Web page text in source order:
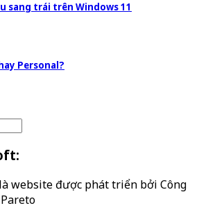
sang trái trên Windows 11
Personal?
website được phát triển bởi Công